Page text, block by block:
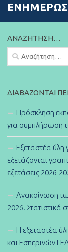
ΑΝΑΖΉΤΗΣΗ…
Αναζήτηση
για:
ΔΙΑΒΆΖΟΝΤΑΙ
Πρόσκληση
για συμπλήρωση
Εξεταστέα ύλη
εξετάζονται
εξετάσεις 2026-
Ανακοίνωση
2026. Στατιστικά
Η εξεταστέα
και Εσπερινών